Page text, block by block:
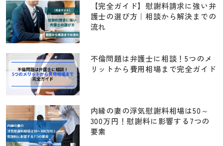
【完全ガイド】慰謝料請求に強い弁
護士の選び方｜相談から解決までの
流れ
不倫問題は弁護士に相談！5つのメ
リットから費用相場まで完全ガイド
内縁の妻の浮気慰謝料相場は50～
300万円！慰謝料に影響する7つの
要素